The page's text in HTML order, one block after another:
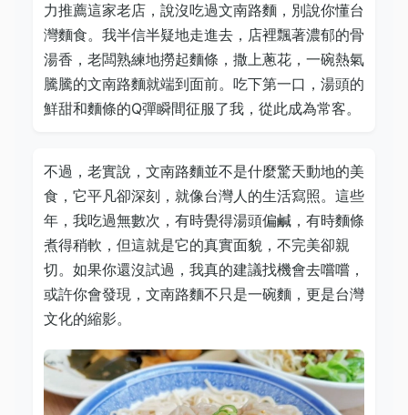
力推薦這家老店，說沒吃過文南路麵，別說你懂台
灣麵食。我半信半疑地走進去，店裡飄著濃郁的骨
湯香，老闆熟練地撈起麵條，撒上蔥花，一碗熱氣
騰騰的文南路麵就端到面前。吃下第一口，湯頭的
鮮甜和麵條的Q彈瞬間征服了我，從此成為常客。
不過，老實說，文南路麵並不是什麼驚天動地的美
食，它平凡卻深刻，就像台灣人的生活寫照。這些
年，我吃過無數次，有時覺得湯頭偏鹹，有時麵條
煮得稍軟，但這就是它的真實面貌，不完美卻親
切。如果你還沒試過，我真的建議找機會去嚐嚐，
或許你會發現，文南路麵不只是一碗麵，更是台灣
文化的縮影。